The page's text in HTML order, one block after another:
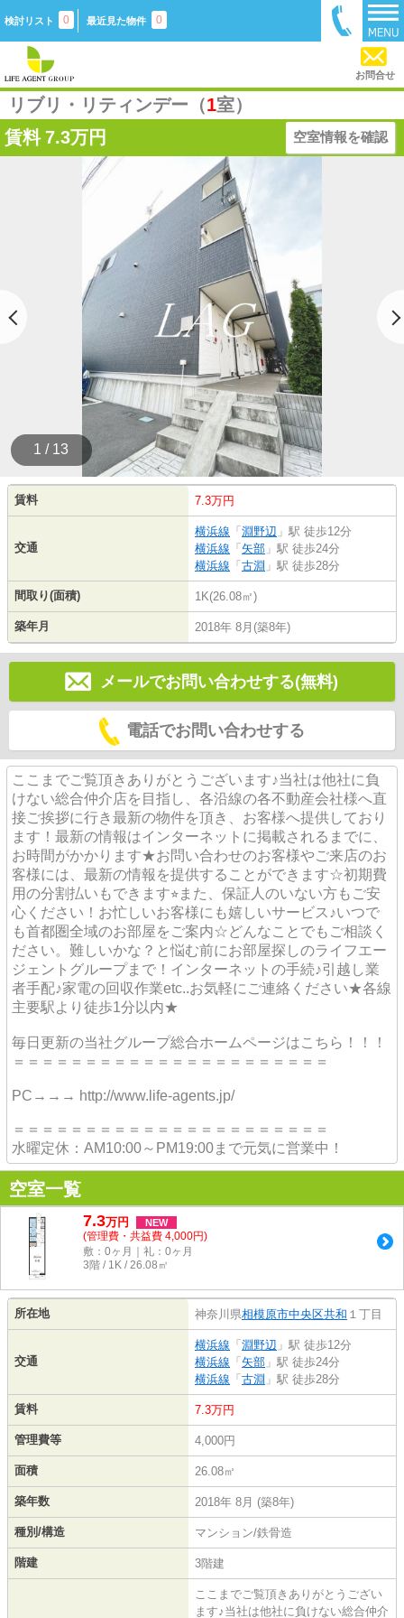
検討リスト 0 最近見た物件 0
お問合せ
リブリ・リティンデー（1室）
賃料 7.3万円 空室情報を確認
1 / 13
賃料 7.3万円
交通
横浜線 「 淵野辺 」駅 徒歩12分
横浜線 「 矢部 」駅 徒歩24分
横浜線 「 古淵 」駅 徒歩28分
間取り(面積) 1K(26.08㎡)
築年月 2018年 8月(築8年)
メールでお問い合わせする(無料)
電話でお問い合わせする
ここまでご覧頂きありがとうございます♪当社は他社に負
けない総合仲介店を目指し、各沿線の各不動産会社様へ直
接ご挨拶に行き最新の物件を頂き、お客様へ提供しており
ます！最新の情報はインターネットに掲載されるまでに、
お時間がかかります★お問い合わせのお客様やご来店のお
客様には、最新の情報を提供することができます☆初期費
用の分割払いもできます⭐︎また、保証人のいない方もご安
心ください！お忙しいお客様にも嬉しいサービス♪いつで
も首都圏全域のお部屋をご案内☆どんなことでもご相談く
ださい。難しいかな？と悩む前にお部屋探しのライフエー
ジェントグループまで！インターネットの手続♪引越し業
者手配♪家電の回収作業etc..お気軽にご連絡ください★各線
主要駅より徒歩1分以内★
毎日更新の当社グループ総合ホームページはこちら！！！
＝＝＝＝＝＝＝＝＝＝＝＝＝＝＝＝＝＝＝＝＝＝
PC→→→ http://www.life-agents.jp/
＝＝＝＝＝＝＝＝＝＝＝＝＝＝＝＝＝＝＝＝＝＝
水曜定休：AM10:00～PM19:00まで元気に営業中！
空室一覧
7.3万円 NEW
(管理費・共益費 4,000円)
敷：0ヶ月｜礼：0ヶ月
3階 / 1K / 26.08㎡
所在地 神奈川県相模原市中央区共和 １丁目
交通
横浜線 「 淵野辺 」駅 徒歩12分
横浜線 「 矢部 」駅 徒歩24分
横浜線 「 古淵 」駅 徒歩28分
賃料 7.3万円
管理費等 4,000円
面積 26.08㎡
築年数 2018年 8月 (築8年)
種別/構造 マンション/鉄骨造
階建 3階建
ここまでご覧頂きありがとうござい
ます♪当社は他社に負けない総合仲介